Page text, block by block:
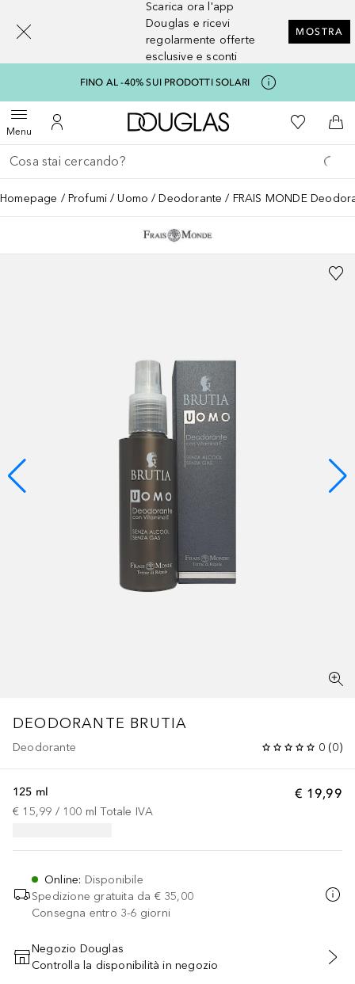
Scarica ora l'app
Douglas e ricevi
regolarmente offerte
esclusive e sconti
MOSTRA
FINO AL -40% SUI PRODOTTI SOLARI
MenuApri menuAl Mio Account
A Douglas HomeAlla Mia
Al
Torna indietro
Esegui ricerca
Homepage Profumi Uomo Deodorante FRAIS MONDE
DEODORANTE BRUTIA
Deodorante 0 (0)
€ 19,99
125 ml
€ 15,99 / 100 ml Totale IVA
Online: Disponibile
Spedizione gratuita da € 35,00
Consegna entro 3-6 giorni
AGGIUNGI AL CARRELLO
Negozio Douglas
Controlla la disponibilità in negozio
[navigation.slideout.screenreader]